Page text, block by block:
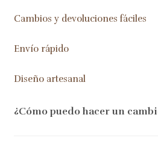
Cambios y devoluciones fáciles
Envío rápido
Diseño artesanal
¿Cómo puedo hacer un